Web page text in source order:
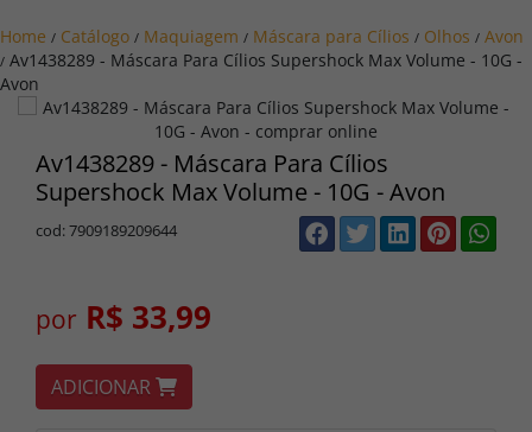
Home / Catálogo / Maquiagem / Máscara para Cílios / Olhos / Avon
/ Av1438289 - Máscara Para Cílios Supershock Max Volume - 10G -
Avon
Av1438289 - Máscara Para Cílios
Supershock Max Volume - 10G - Avon
cod: 7909189209644
por R$ 33,99
ADICIONAR